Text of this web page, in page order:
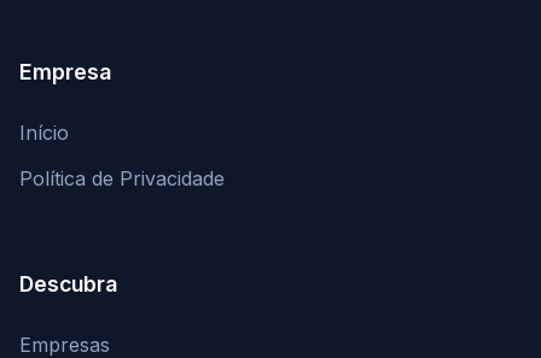
Empresa
Início
Política de Privacidade
Descubra
Empresas